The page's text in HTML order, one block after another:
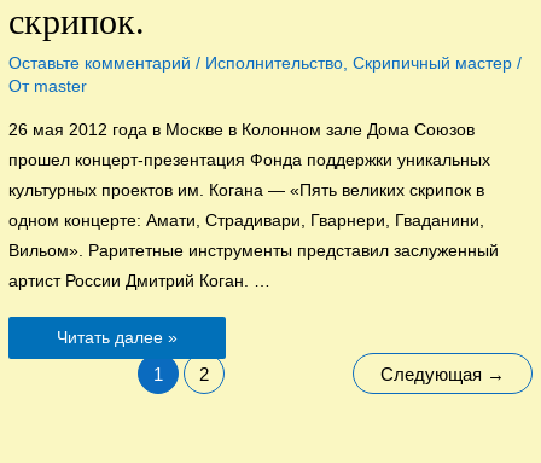
скрипок.
Оставьте комментарий / Исполнительство,Скрипичный мастер /
От master
26 мая 2012 года в Москве в Колонном зале Дома Союзов
прошел концерт-презентация Фонда поддержки уникальных
культурных проектов им. Когана — «Пять великих скрипок в
одном концерте: Амати, Страдивари, Гварнери, Гваданини,
Вильом». Раритетные инструменты представил заслуженный
артист России Дмитрий Коган. …
Дмитрий
Коган.
Пять
Читать далее »
1 2 Следующая →